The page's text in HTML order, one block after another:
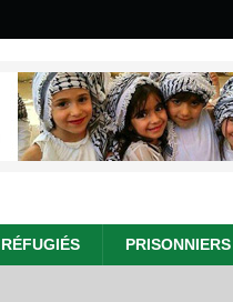
RÉFUGIÉS PRISONNIERS